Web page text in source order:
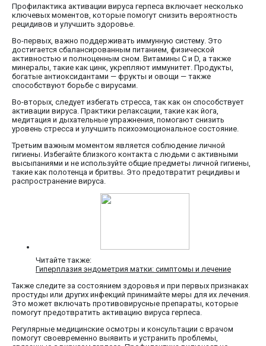
Профилактика активации вируса герпеса включает несколько
ключевых моментов, которые помогут снизить вероятность
рецидивов и улучшить здоровье.
Во-первых, важно поддерживать иммунную систему. Это
достигается сбалансированным питанием, физической
активностью и полноценным сном. Витамины C и D, а также
минералы, такие как цинк, укрепляют иммунитет. Продукты,
богатые антиоксидантами — фрукты и овощи — также
способствуют борьбе с вирусами.
Во-вторых, следует избегать стресса, так как он способствует
активации вируса. Практики релаксации, такие как йога,
медитация и дыхательные упражнения, помогают снизить
уровень стресса и улучшить психоэмоциональное состояние.
Третьим важным моментом является соблюдение личной
гигиены. Избегайте близкого контакта с людьми с активными
высыпаниями и не используйте общие предметы личной гигиены,
такие как полотенца и бритвы. Это предотвратит рецидивы и
распространение вируса.
Читайте также:
Гиперплазия эндометрия матки: симптомы и лечение
Также следите за состоянием здоровья и при первых признаках
простуды или других инфекций принимайте меры для их лечения.
Это может включать противовирусные препараты, которые
помогут предотвратить активацию вируса герпеса.
Регулярные медицинские осмотры и консультации с врачом
помогут своевременно выявить и устранить проблемы,